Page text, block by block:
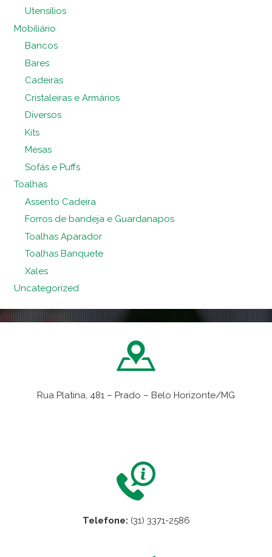
Utensílios
Mobiliário
Bancos
Bares
Cadeiras
Cristaleiras e Armários
Diversos
Kits
Mesas
Sofás e Puffs
Toalhas
Assento Cadeira
Forros de bandeja e Guardanapos
Toalhas Aparador
Toalhas Banquete
Xales
Uncategorized
Rua Platina, 481 – Prado – Belo Horizonte/MG
Telefone: (31) 3371-2586